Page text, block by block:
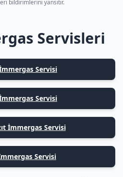
bildirimlerini yansıtır.
Servisleri
Servisi
Servisi
İmmergas Servisi
Servisi